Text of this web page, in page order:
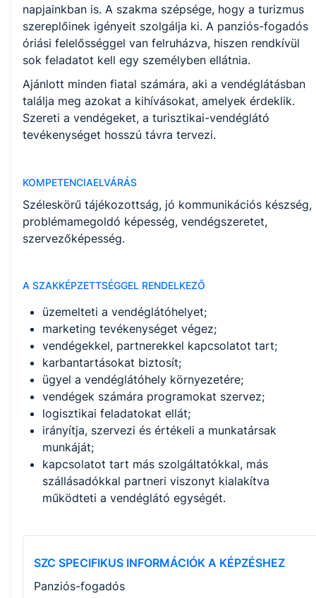
Okleveles technikusképzés
A képzést indító intézményeink
napjainkban is. A szakma szépsége, hogy a turizmus
szereplőinek igényeit szolgálja ki. A panziós-fogadós
óriási felelősséggel van felruházva, hiszen rendkívül
sok feladatot kell egy személyben ellátnia.
Ajánlott minden fiatal számára, aki a vendéglátásban
találja meg azokat a kihívásokat, amelyek érdeklik.
Szereti a vendégeket, a turisztikai-vendéglátó
tevékenységet hosszú távra tervezi.
KOMPETENCIAELVÁRÁS
Széleskörű tájékozottság, jó kommunikációs készség,
problémamegoldó képesség, vendégszeretet,
szervezőképesség.
A SZAKKÉPZETTSÉGGEL RENDELKEZŐ
üzemelteti a vendéglátóhelyet;
marketing tevékenységet végez;
vendégekkel, partnerekkel kapcsolatot tart;
karbantartásokat biztosít;
ügyel a vendéglátóhely környezetére;
vendégek számára programokat szervez;
logisztikai feladatokat ellát;
irányítja, szervezi és értékeli a munkatársak
munkáját;
kapcsolatot tart más szolgáltatókkal, más
szállásadókkal partneri viszonyt kialakítva
működteti a vendéglátó egységét.
SZC SPECIFIKUS INFORMÁCIÓK A KÉPZÉSHEZ
Panziós-fogadós